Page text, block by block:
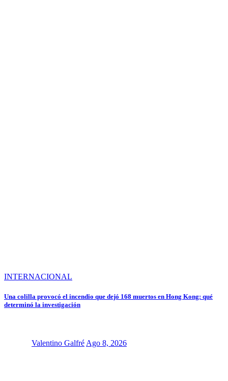
INTERNACIONAL
Una colilla provocó el incendio que dejó 168 muertos en Hong Kong: qué
determinó la investigación
Valentino Galfré Ago 8, 2026